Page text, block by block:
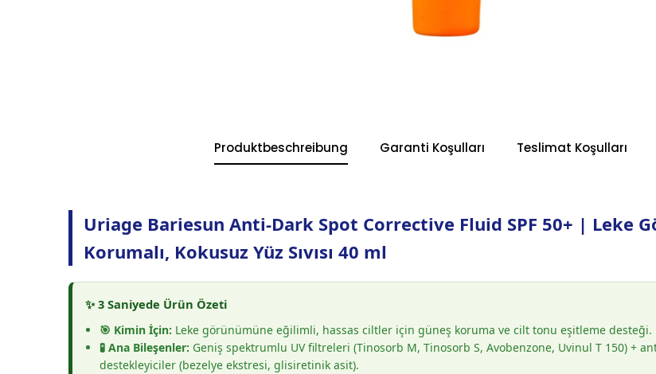
Produktbeschreibung Garanti Koşulları Teslimat Koşulları
Uriage Bariesun Anti-Dark Spot Corrective Fluid SPF 50+ | Leke
Korumalı, Kokusuz Yüz Sıvısı 40 ml
✨ 3 Saniyede Ürün Özeti
🎯 Kimin İçin: Leke görünümüne eğilimli, hassas ciltler için güneş koruma ve cilt tonu eşitleme desteği.
🧪 Ana Bileşenler: Geniş spektrumlu UV filtreleri (Tinosorb M, Tinosorb S, Avobenzone, Uvinul T 150) +
destekleyiciler (bezelye ekstresi, glisiretinik asit).